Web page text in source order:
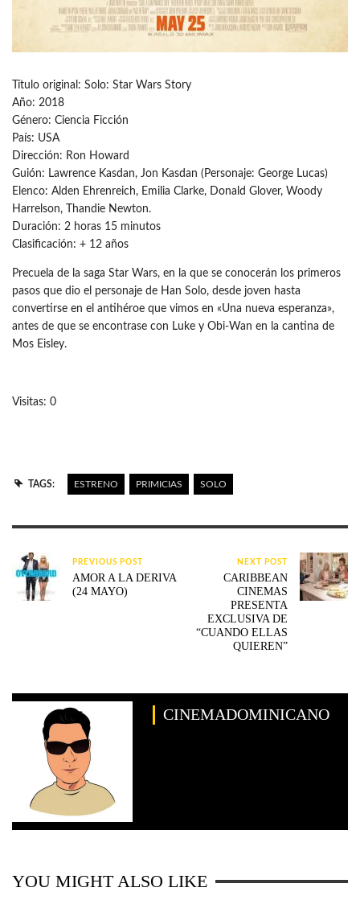
Título original: Solo: Star Wars Story
Año: 2018
Género: Ciencia Ficción
País: USA
Dirección: Ron Howard
Guión: Lawrence Kasdan, Jon Kasdan (Personaje: George Lucas)
Elenco: Alden Ehrenreich, Emilia Clarke, Donald Glover, Woody
Harrelson, Thandie Newton.
Duración: 2 horas 15 minutos
Clasificación: + 12 años
Precuela de la saga Star Wars, en la que se conocerán los primeros
pasos que dio el personaje de Han Solo, desde joven hasta
convertirse en el antihéroe que vimos en «Una nueva esperanza»,
antes de que se encontrase con Luke y Obi-Wan en la cantina de
Mos Eisley.
Visitas: 0
TAGS: ESTRENO PRIMICIAS SOLO
PREVIOUS POST
AMOR A LA DERIVA
(24 MAYO)
NEXT POST
CARIBBEAN
CINEMAS
PRESENTA
EXCLUSIVA DE
“CUANDO ELLAS
QUIEREN”
CINEMADOMINICANO
YOU MIGHT ALSO LIKE